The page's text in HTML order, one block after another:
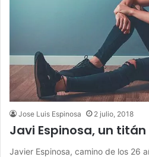
Jose Luis Espinosa 2 julio, 2018
Javi Espinosa, un
Javier Espinosa, camino de los 26